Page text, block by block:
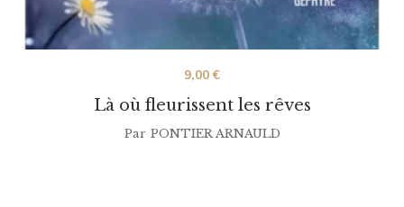
Là où fleurissent les rêves
9,00€
Par PONTIER ARNAULD